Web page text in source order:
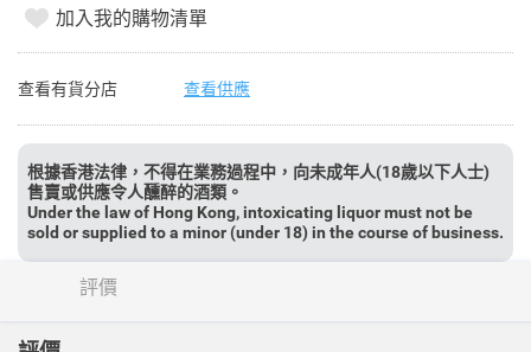
加入我的購物清單
查看有貨分店 查看供應
根據香港法律，不得在業務過程中，向未成年人(18歲以下人士)
售賣或供應令人醺醉的酒類。
Under the law of Hong Kong, intoxicating liquor must not be
sold or supplied to a minor (under 18) in the course of business.
評價